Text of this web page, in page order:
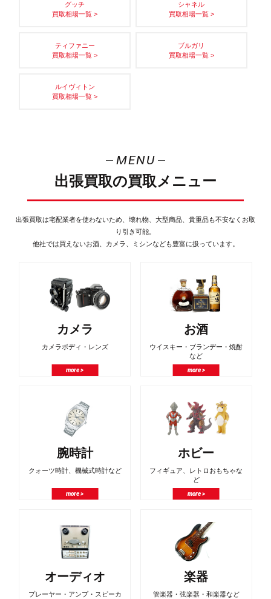
グッチ
買取相場一覧 >
シャネル
買取相場一覧 >
ティファニー
買取相場一覧 >
ブルガリ
買取相場一覧 >
ルイヴィトン
買取相場一覧 >
MENU
出張買取の買取メニュー
出張買取は宅配業者を使わないため、壊れ物、大型商品、貴重品も不安なくお取
り引き可能。
他社では買えないお酒、カメラ、ミシンなども豊富に扱っています。
カメラ
カメラボディ・レンズ
more >
お酒
ウイスキー・ブランデー・焼酎
など
more >
腕時計
クォーツ時計、機械式時計など
more >
ホビー
フィギュア、レトロおもちゃな
ど
more >
オーディオ
プレーヤー・アンプ・スピーカ
楽器
管楽器・弦楽器・和楽器など